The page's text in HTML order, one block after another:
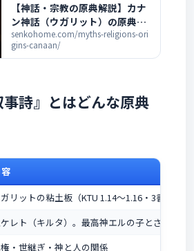
【神話・宗教の原典解説】カナ
ン神話（ウガリット）の原典ま
とめ ― バアル叙事詩と聖書の背
景の全記事一覧
senkohome.com/myths-religions-ori
gins-canaan/
事詩』とはどんな原典
リットの粘土板（KTU 1.14〜1.16・3書板）
レト（キルタ）。最高神エルの子とされる
・世継ぎ・神と人の関係